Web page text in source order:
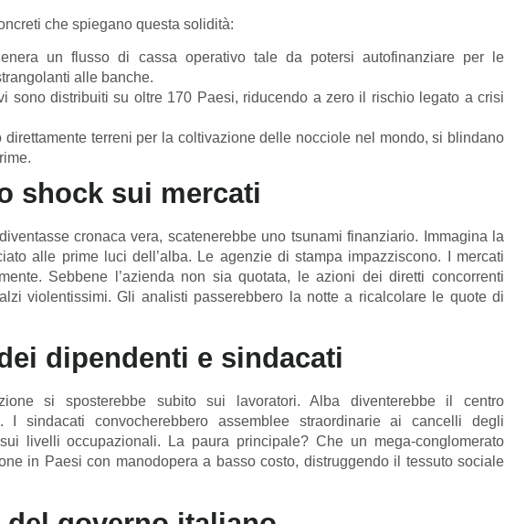
che spiegano questa solidità:
un flusso di cassa operativo tale da potersi autofinanziare per le
alle banche.
sono distribuiti su oltre 170 Paesi, riducendo a zero il rischio legato a crisi
direttamente terreni per la coltivazione delle nocciole nel mondo, si blindano
shock sui mercati
cronaca vera, scatenerebbe uno tsunami finanziario. Immagina la
alle prime luci dell’alba. Le agenzie di stampa impazziscono. I mercati
Sebbene l’azienda non sia quotata, le azioni dei diretti concorrenti
violentissimi. Gli analisti passerebbero la notte a ricalcolare le quote di
dipendenti e sindacati
si sposterebbe subito sui lavoratori. Alba diventerebbe il centro
I sindacati convocherebbero assemblee straordinarie ai cancelli degli
livelli occupazionali. La paura principale? Che un mega-conglomerato
in Paesi con manodopera a basso costo, distruggendo il tessuto sociale